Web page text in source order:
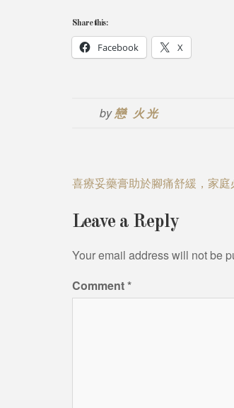
Share this:
Facebook X
by戀 火光
Post
navigation
喜療妥藥膏助於腳痛舒緩，家
Leave a Reply
Your email address will not be
Comment*